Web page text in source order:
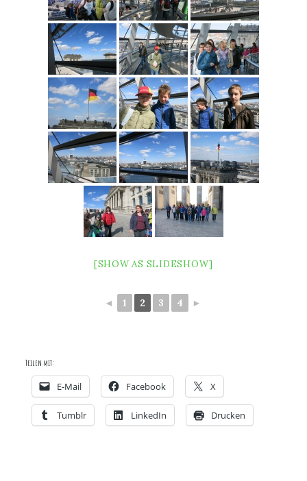
[SHOW AS SLIDESHOW]
◄ 1 2 3 4 ►
Teilen mit:
E-Mail Facebook X
Tumblr LinkedIn Drucken